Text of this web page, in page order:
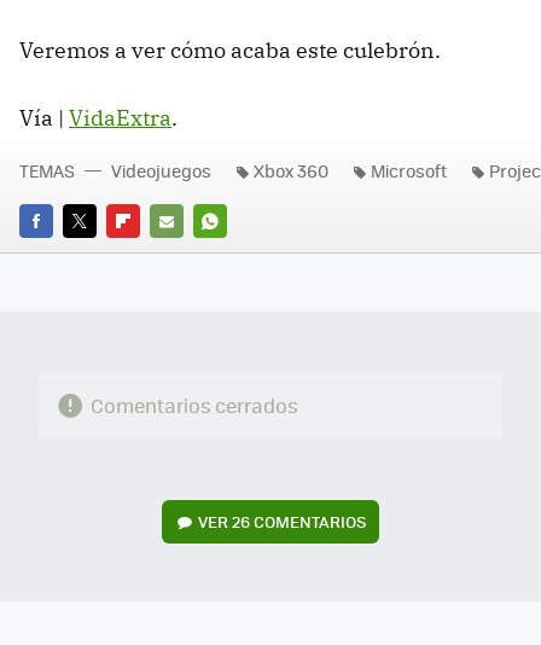
Veremos a ver cómo acaba este culebrón.
Vía | VidaExtra.
FACEBOOK
TWITTERFLIPBOARD
E-
WHATSAPP
TEMAS Videojuegos Xbox 360 Microsoft
Comentarios cerrados
VER26 COMENTARIOS